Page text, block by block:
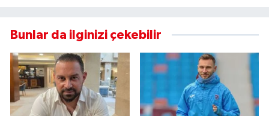
Bunlar da ilginizi çekebilir